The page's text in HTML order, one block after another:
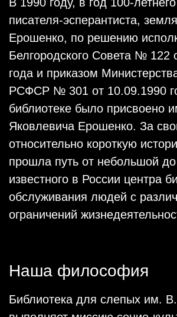
писателя-эсперантиста,
Ерошенко, по решению
Белгородского Совета № 122
года и приказом
РСФСР № 301 от 10.09.1990
библиотеке было присвоено
Яковлевича Ерошенко. За
относительно короткую
прошла путь от небольшой
известного в России центра
обслуживания людей с
ограничений
Наша философия
Библиотека для слепых им.